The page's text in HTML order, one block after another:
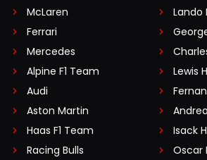
McLaren
Ferrari
Mercedes
Alpine F1 Team
Audi
Aston Martin
Haas F1 Team
Racing Bulls
Lando
Lewis
Isack
Oscar